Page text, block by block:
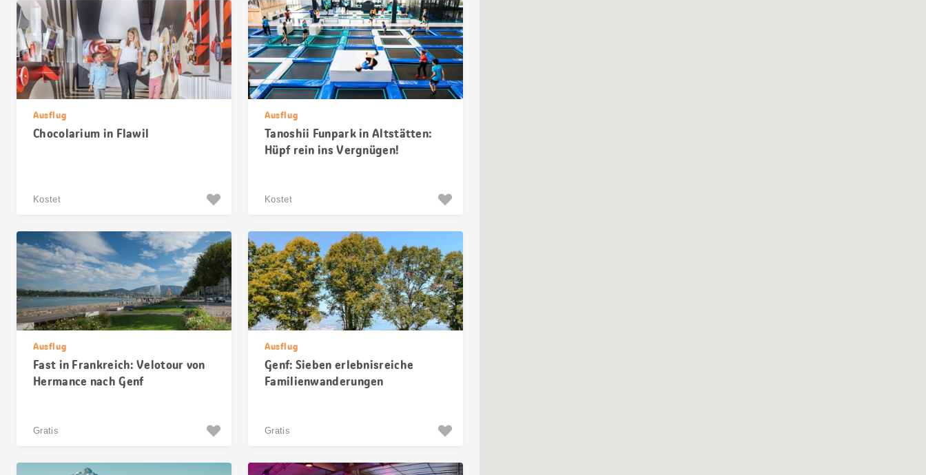
Ausflug
Chocolarium in Flawil
Kostet
Ausflug
Tanoshii Funpark in Altstätten:
Hüpf rein ins Vergnügen!
Kostet
Ausflug
Fast in Frankreich: Velotour von
Hermance nach Genf
Gratis
Ausflug
Genf: Sieben erlebnisreiche
Familienwanderungen
Gratis